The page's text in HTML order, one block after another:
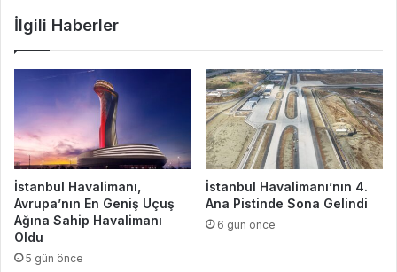
İlgili Haberler
İstanbul Havalimanı,
Avrupa’nın En Geniş Uçuş
Ağına Sahip Havalimanı
Oldu
5 gün önce
İstanbul Havalimanı’nın 4.
Ana Pistinde Sona Gelindi
6 gün önce